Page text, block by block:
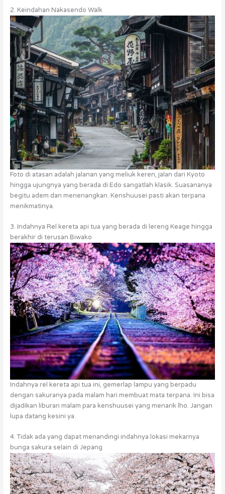
2. Keindahan Nakasendo Walk
Foto di atasan adalah jalanan yang meliuk keren, jalan dari Kyoto
hingga ujungnya yang berada di Edo sangatlah klasik. Suasananya
begitu adem dan menenangkan. Kenshuusei pasti akan terpana
menikmatinya.
3. Indahnya Rel kereta api tua yang berada di lereng Keage hingga
berakhir di terusan Biwako
Indahnya rel kereta api tua ini, gemerlap lampu yang berpadu
dengan sakuranya pada malam hari membuat mata terpana. Ini bisa
dijadikan liburan malam para kenshuusei yang menarik lho. Jangan
lupa datang kesini ya.
4. Tidak ada yang dapat menandingi indahnya lokasi mekarnya
bunga sakura selain di Jepang